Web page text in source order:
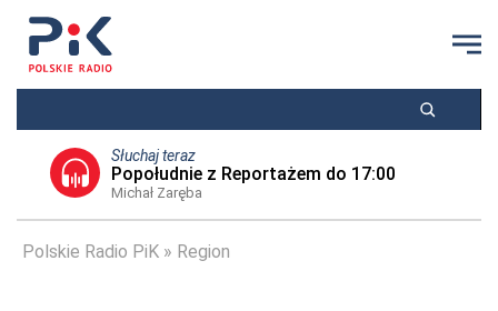
Słuchaj teraz
Popołudnie z Reportażem do 17:00
Michał Zaręba
Polskie Radio PiK Region